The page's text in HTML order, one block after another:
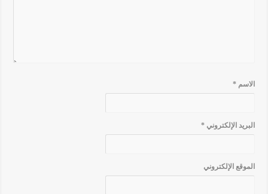
الاسم*
البريد الإلكتروني*
الموقع الإلكتروني